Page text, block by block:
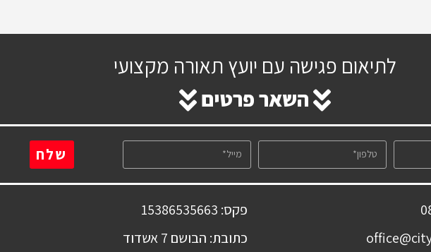
לתיאום פגישה עם יועץ תאורה מקצועי
השאר פרטים
שלח
פקס: 15386535663
כתובת: הבושם 7 אשדוד